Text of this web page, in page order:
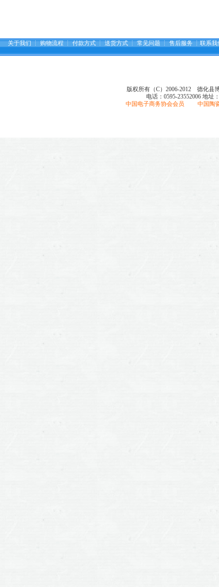
关于我们 ┆ 购物流程 ┆ 付款方式 ┆ 送货方式 ┆ 常见问题 ┆ 售后服务 ┆ 联系我
版权所有（C）2006-2012 德化县
电话：0595-23552006 地址
中国电子商务协会会员 中国陶